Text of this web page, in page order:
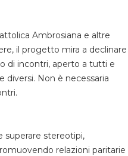
Ambrosiana e altre
il progetto mira a declinare
di incontri, aperto a tutti e
diversi. Non è necessaria
superare stereotipi,
relazioni paritarie